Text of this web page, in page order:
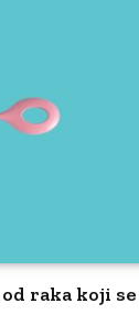
raka koji se